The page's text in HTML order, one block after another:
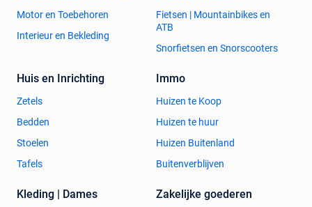
Motor en Toebehoren
Interieur en Bekleding
Fietsen | Mountainbikes en
ATB
Snorfietsen en Snorscooters
Huis en Inrichting
Zetels
Bedden
Stoelen
Tafels
Immo
Huizen te Koop
Huizen te huur
Huizen Buitenland
Buitenverblijven
Kleding | Dames Zakelijke goederen